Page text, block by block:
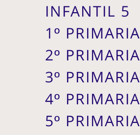
INFANTIL 5
1º PRIMARIA
2º PRIMARIA
3º PRIMARIA
4º PRIMARIA
5º PRIMARIA